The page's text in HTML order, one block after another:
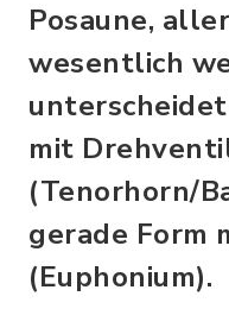
Posaune,
wesentlich
mit
(Tenorhorn/
gerade Form
(Euphonium).